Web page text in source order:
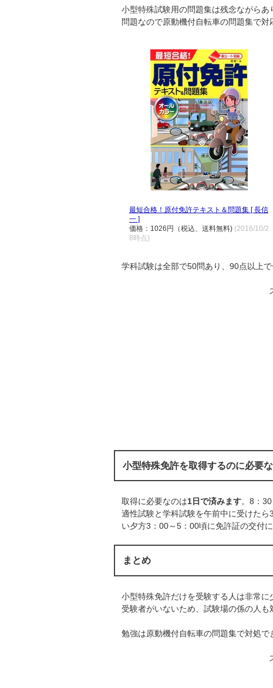
小型特殊試験用の問題集は残念ながら
問題なので原動機付自転車の問題集で対
最短合格！原付免許テキスト＆問題集 [ 長信
一 ]
価格：1026円（税込、送料無料) (2016/10/2
8時点)
学科試験は全部で50問あり、90点以上
小型特殊免許を取得するのに必要
取得に必要なのは1日で済みます。8：
適性試験と学科試験を午前中に受けた
い夕方3：00～5：00頃に免許証の交付に
まとめ
小型特殊免許だけを受験する人は非常
受験者がいないため、試験場の係の人も
勉強は原動機付自転車の問題集で対処で